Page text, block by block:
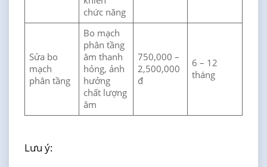
chức năng
Sửa bo
mạch
phân tầng
Bo mạch
phân tầng
âm thanh
hỏng, ảnh
hưởng
chất lượng
âm
750,000 –
2,500,000
đ
6 – 12
tháng
Lưu ý: